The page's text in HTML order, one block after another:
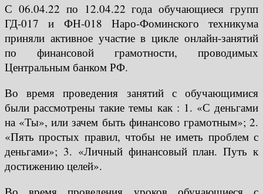
С 06.04.22 по 12.04.22 года обучающиеся групп
ГД-017 и ФН-018 Наро-Фоминского техникума
приняли активное участие в цикле онлайн-занятий
по финансовой грамотности, проводимых
Центральным банком РФ.
Во время проведения занятий с обучающимися
были рассмотрены такие темы как : 1. «С деньгами
на «Ты», или зачем быть финансово грамотным»; 2.
«Пять простых правил, чтобы не иметь проблем с
деньгами»; 3. «Личный финансовый план. Путь к
достижению целей».